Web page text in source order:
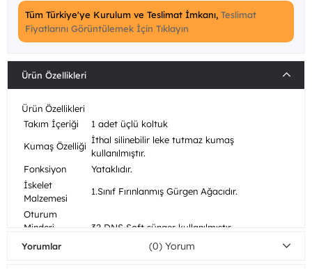
Tüm Türkiye'ye Kurulum ve Teslimat İmkanı, Teslimat
Fiyatlarını Görüntülemek İçin Tıklayın
Ürün Özellikleri
Ürün Özellikleri
Takım İçeriği
1 adet üçlü koltuk
Kumaş Özelliği
İthal silinebilir leke tutmaz kumaş
kullanılmıştır.
Fonksiyon
Yataklıdır.
İskelet
Malzemesi
1.Sınıf Fırınlanmış Gürgen Ağacıdır.
Oturum
Minderi
Malzemesi
32 DNS Soft sünger kullanılmıştır.
Yorumlar (0)